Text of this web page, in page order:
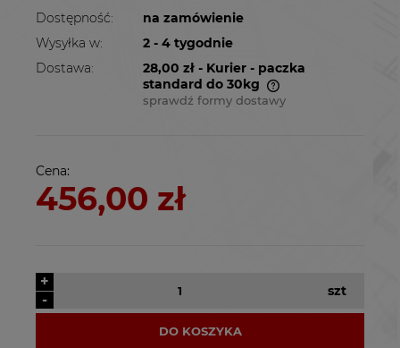
Dostępność:
na zamówienie
Wysyłka w:
2 - 4 tygodnie
Dostawa:
28,00 zł - Kurier - paczka
standard do 30kg
Cena nie zawiera ewentualnych kosztów
sprawdź formy dostawy
Cena:
456,00 zł
-
+
szt
DO KOSZYKA